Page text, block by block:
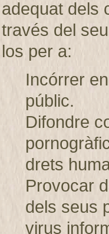
adequat dels
través del
los per a:
Incórrer
públic.
Difondre
drets
Provocar
dels seus
virus